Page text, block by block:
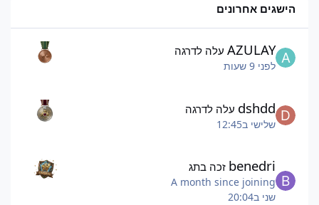
הישגים אחרונים
AZULAY עלה לדרגה
לפני 9 שעות
dshdd עלה לדרגה
שלישי ב12:45
benedri זכה בתג
A month since joining
שני ב20:04